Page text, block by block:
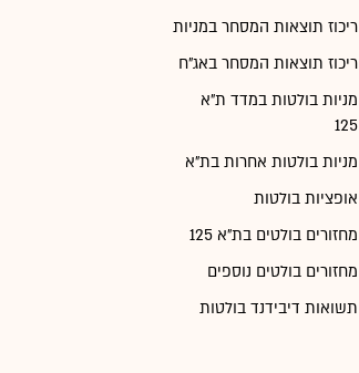
ריכוז תוצאות המסחר במניות
ריכוז תוצאות המסחר באג"ח
מניות בולטות במדד ת"א
125
מניות בולטות אחרות בת"א
אופציות בולטות
מחזורים בולטים בת"א 125
מחזורים בולטים נוספים
תשואות דיבידנד בולטות